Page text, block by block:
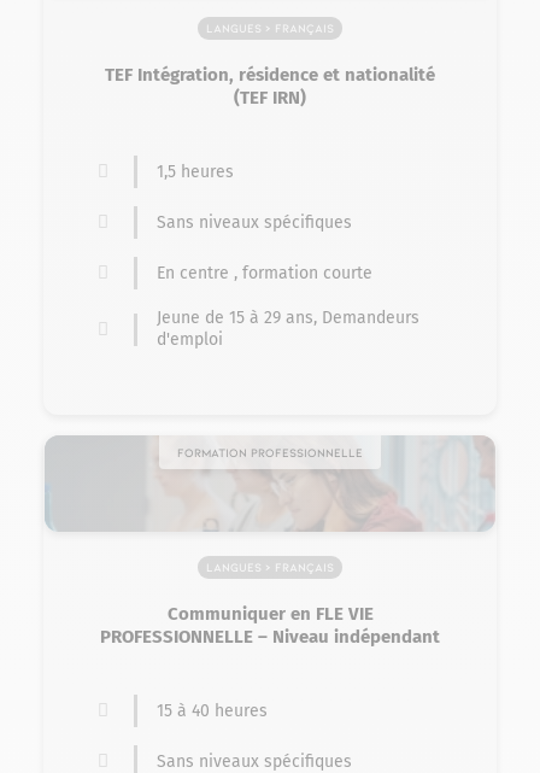
Langues > Français
TEF Intégration, résidence et nationalité
(TEF IRN)
1,5 heures
Sans niveaux spécifiques
En centre , formation courte
Jeune de 15 à 29 ans, Demandeurs
d'emploi
Formation professionnelle
Langues > Français
Communiquer en FLE VIE
PROFESSIONNELLE – Niveau indépendant
15 à 40 heures
Sans niveaux spécifiques